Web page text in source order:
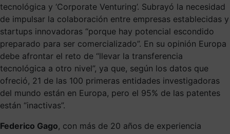
tecnológica y ‘Corporate Venturing’. Subrayó la necesidad
de impulsar la colaboración entre empresas establecidas y
startups innovadoras “porque hay potencial escondido
preparado para ser comercializado”. En su opinión Europa
debe afrontar el reto de “llevar la transferencia
tecnológica a otro nivel”, ya que, según los datos que
ofreció, 21 de las 100 primeras entidades investigadoras
del mundo están en Europa, pero el 95% de las patentes
están “inactivas”.
Federico Gago, con más de 20 años de experiencia